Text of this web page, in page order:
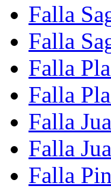
Falla
Falla
Falla
Falla
Falla
Falla
Falla